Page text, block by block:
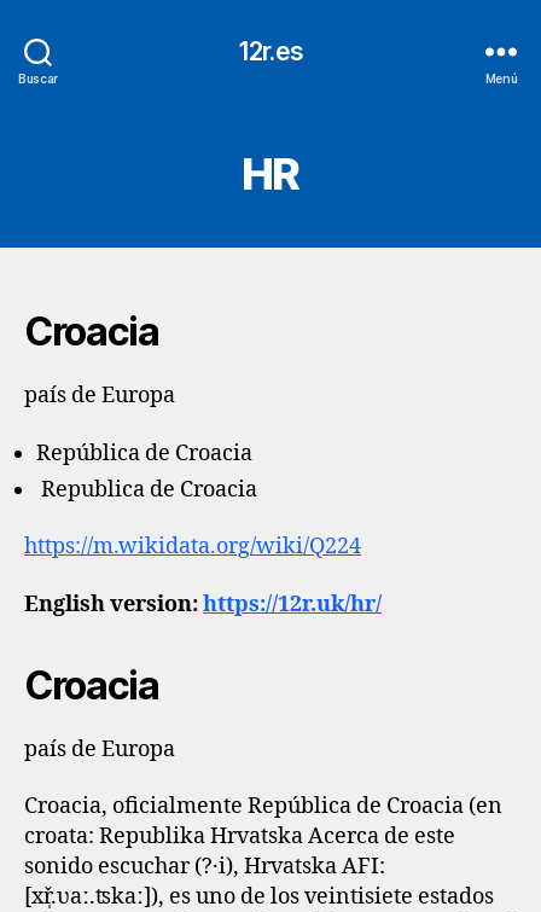
Buscar
12r.es
Menú
HR
Croacia
país de Europa
República de Croacia
Republica de Croacia
https://m.wikidata.org/wiki/Q224
English version:https://12r.uk/hr/
Croacia
país de Europa
Croacia, oficialmente República de Croacia (en
croata: Republika Hrvatska Acerca de este
sonido escuchar (?·i), Hrvatska AFI:
[xř̩.ʋaː.ʦkaː]), es uno de los veintisiete estados